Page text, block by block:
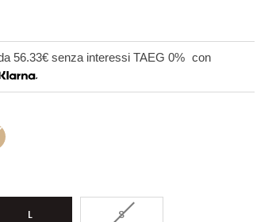
56.33€ senza interessi TAEG 0% con
L SVARIANTE